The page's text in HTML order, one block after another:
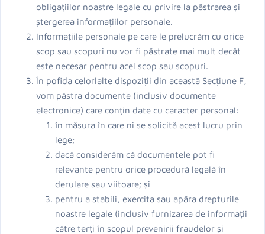
obligațiilor noastre legale cu privire la păstrarea și
ștergerea informațiilor personale.
Informațiile personale pe care le prelucrăm cu orice
scop sau scopuri nu vor fi păstrate mai mult decât
este necesar pentru acel scop sau scopuri.
În pofida celorlalte dispoziții din această Secțiune F,
vom păstra documente (inclusiv documente
electronice) care conțin date cu caracter personal:
în măsura în care ni se solicită acest lucru prin
lege;
dacă considerăm că documentele pot fi
relevante pentru orice procedură legală în
derulare sau viitoare; și
pentru a stabili, exercita sau apăra drepturile
noastre legale (inclusiv furnizarea de informații
către terți în scopul prevenirii fraudelor și